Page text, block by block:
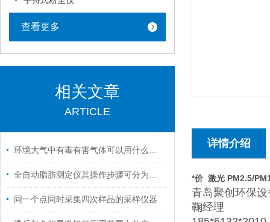
查看更多
相关文章
ARTICLE
环境大气中有毒有害气体可以用什么仪器检测？
全自动脂肪测定仪其操作步骤可分为以下五个核心阶段
同一个点同时采集四次样品的采样仪器
详情介绍
*价 激光 PM2.5/
青岛聚创环保
鞠经理